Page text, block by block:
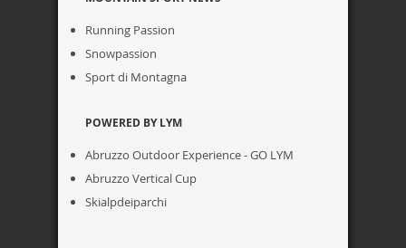
Running Passion
Snowpassion
Sport di Montagna
POWERED BY LYM
Abruzzo Outdoor Experience - GO LYM
Abruzzo Vertical Cup
Skialpdeiparchi